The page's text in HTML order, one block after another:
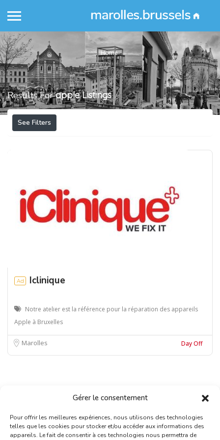
Gérer le consentement
Pour offrir les meilleures expériences, nous utilisons des technologies
telles que les cookies pour stocker et/ou accéder aux informations des
appareils. Le fait de consentir à ces technologies nous permettra de
Home
Results Forapple Listings
See Filters
Ad Iclinique
Notre atelier est la référence pour la réparation des appareils
Apple à Bruxelles
Marolles Day Off